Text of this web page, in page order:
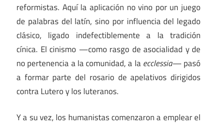
reformistas. Aquí la aplicación no vino por un juego
de palabras del latín, sino por influencia del legado
clásico, ligado indefectiblemente a la tradición
cínica. El cinismo —como rasgo de asocialidad y de
no pertenencia a la comunidad, a laecclessia— pasó
a formar parte del rosario de apelativos dirigidos
contra Lutero y los luteranos.
Y a su vez, los humanistas comenzaron a emplear el